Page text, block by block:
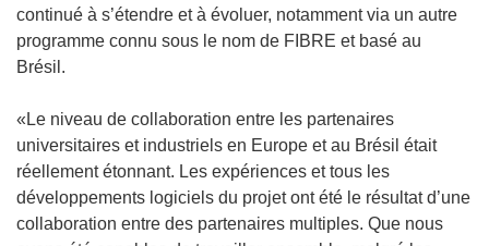
n
o
e
l
l
e
f
continué à s’étendre et à évoluer, notamment via un autre
programme connu sous le nom de FIBRE et basé au
Brésil.
«Le niveau de collaboration entre les partenaires
universitaires et industriels en Europe et au Brésil était
réellement étonnant. Les expériences et tous les
développements logiciels du projet ont été le résultat d’une
collaboration entre des partenaires multiples. Que nous